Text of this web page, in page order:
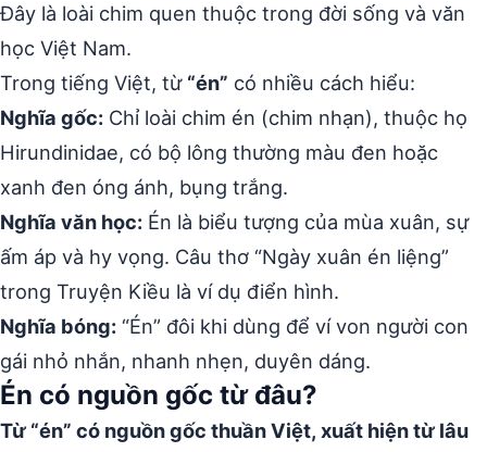
Đây là loài chim quen thuộc trong đời sống và văn
học Việt Nam.
Trong tiếng Việt, từ “én” có nhiều cách hiểu:
Nghĩa gốc: Chỉ loài chim én (chim nhạn), thuộc họ
Hirundinidae, có bộ lông thường màu đen hoặc
xanh đen óng ánh, bụng trắng.
Nghĩa văn học: Én là biểu tượng của mùa xuân, sự
ấm áp và hy vọng. Câu thơ “Ngày xuân én liệng”
trong Truyện Kiều là ví dụ điển hình.
Nghĩa bóng: “Én” đôi khi dùng để ví von người con
gái nhỏ nhắn, nhanh nhẹn, duyên dáng.
Én có nguồn gốc từ đâu?
Từ “én” có nguồn gốc thuần Việt, xuất hiện từ lâu